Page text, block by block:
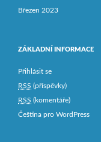
Březen 2023
ZÁKLADNÍ INFORMACE
Přihlásit se
RSS (příspěvky)
RSS (komentáře)
Čeština pro WordPress